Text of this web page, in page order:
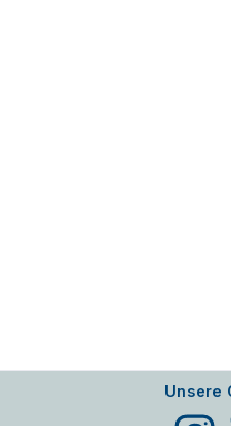
Unsere